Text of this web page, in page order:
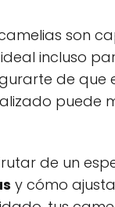
son
incluso
de que
puede
de un
y cómo